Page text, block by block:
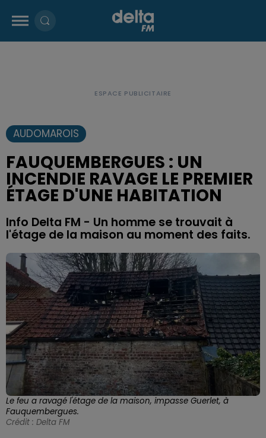
AUDOMAROIS
FAUQUEMBERGUES : UN
INCENDIE RAVAGE LE PREMIER
ÉTAGE D'UNE HABITATION
Info Delta FM - Un homme se trouvait à
l'étage de la maison au moment des faits.
Le feu a ravagé l'étage de la maison, impasse Guerlet, à
Fauquembergues.
Crédit : Delta FM